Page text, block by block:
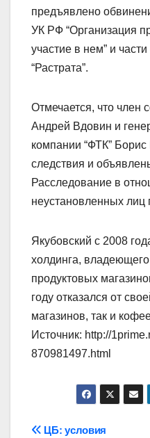
предъявлено
УК РФ “Организация
участие в нем” и
“Растрата”.
Отмечается, что член
Андрей Вдовин и
компании “ФТК”
следствия и
Расследование в
неустановленных лиц
Якубовский с 2008
холдинга,
продуктовых
году отказался от
магазинов, так и
Источник: http://
870981497.html
ЦБ: условия